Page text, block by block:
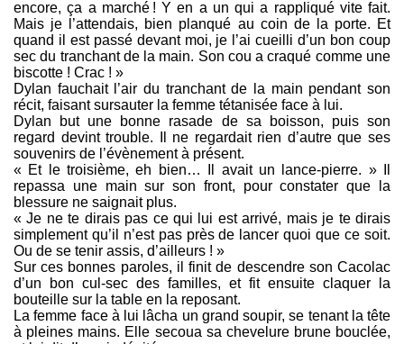
encore, ça a marché ! Y en a un qui a rappliqué vite fait.
Mais je l’attendais, bien planqué au coin de la porte. Et
quand il est passé devant moi, je l’ai cueilli d’un bon coup
sec du tranchant de la main. Son cou a craqué comme une
biscotte ! Crac ! »
Dylan fauchait l’air du tranchant de la main pendant son
récit, faisant sursauter la femme tétanisée face à lui.
Dylan but une bonne rasade de sa boisson, puis son
regard devint trouble. Il ne regardait rien d’autre que ses
souvenirs de l’évènement à présent.
« Et le troisième, eh bien… Il avait un lance-pierre. » Il
repassa une main sur son front, pour constater que la
blessure ne saignait plus.
« Je ne te dirais pas ce qui lui est arrivé, mais je te dirais
simplement qu’il n’est pas près de lancer quoi que ce soit.
Ou de se tenir assis, d’ailleurs ! »
Sur ces bonnes paroles, il finit de descendre son Cacolac
d’un bon cul-sec des familles, et fit ensuite claquer la
bouteille sur la table en la reposant.
La femme face à lui lâcha un grand soupir, se tenant la tête
à pleines mains. Elle secoua sa chevelure brune bouclée,